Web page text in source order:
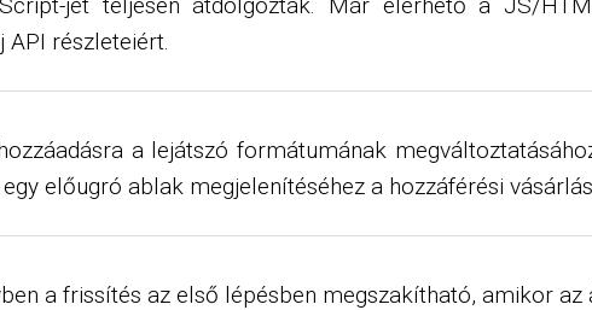
részleteiért.
a lejátszó formátumának
előugró ablak megjelenítéséhez a hozzáférési
a frissítés az első lépésben megszakítható, amikor